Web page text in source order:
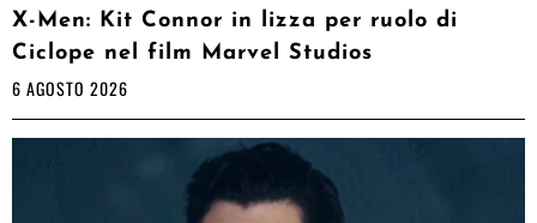
X-Men: Kit Connor in lizza per ruolo di
Ciclope nel film Marvel Studios
6 AGOSTO 2026